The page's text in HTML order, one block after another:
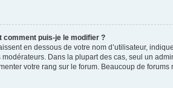
comment puis-je le modifier ?
en dessous de votre nom d’utilisateur,
Dans la plupart des cas, seul un
votre rang sur le forum. Beaucoup de